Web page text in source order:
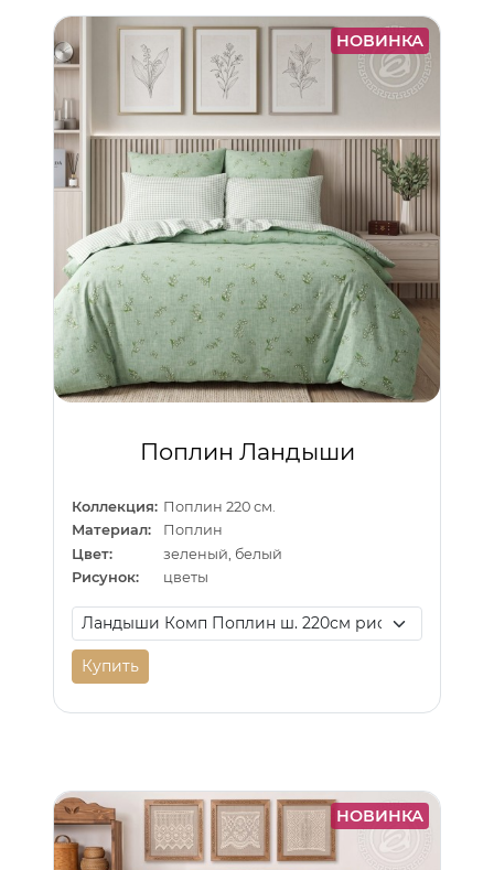
НОВИНКА
Поплин Ландыши
Коллекция: Поплин 220 см.
Материал:
Поплин
Цвет:
зеленый, белый
Рисунок:
цветы
Купить
НОВИНКА